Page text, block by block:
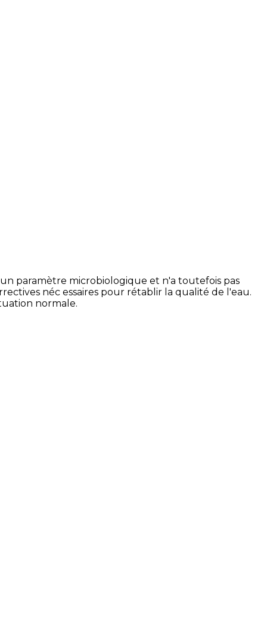
paramètre microbiologique et n'a toutefois pas
néc essaires pour rétablir la qualité de l'eau.
normale.